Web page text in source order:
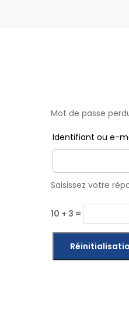
Mot de passe
Identifiant ou e-
Saisissez votre
10 + 3 =